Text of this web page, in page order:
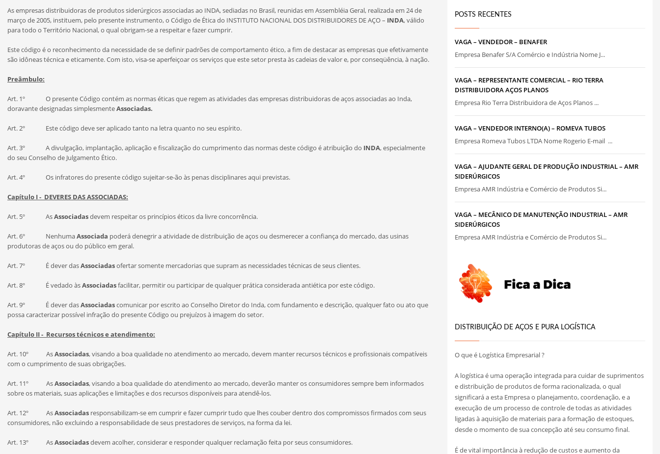
As empresas distribuidoras de produtos siderúrgicos associadas ao INDA, sediadas no Brasil, reunidas em Assembléia Geral, realizada em 24 de
março de 2005, instituem, pelo presente instrumento, o Código de Ética do INSTITUTO NACIONAL DOS DISTRIBUIDORES DE AÇO – INDA, válido
para todo o Território Nacional, o qual obrigam-se a respeitar e fazer cumprir.
Este código é o reconhecimento da necessidade de se definir padrões de comportamento ético, a fim de destacar as empresas que efetivamente
são idôneas técnica e eticamente. Com isto, visa-se aperfeiçoar os serviços que este setor presta às cadeias de valor e, por conseqüência, à nação.
Preâmbulo:
Art. 1º O presente Código contém as normas éticas que regem as atividades das empresas distribuidoras de aços associadas ao Inda,
doravante designadas simplesmenteAssociadas.
Art. 2º Este código deve ser aplicado tanto na letra quanto no seu espírito.
Art. 3º A divulgação, implantação, aplicação e fiscalização do cumprimento das normas deste código é atribuição do INDA, especialmente
do seu Conselho de Julgamento Ético.
Art. 4º Os infratores do presente código sujeitar-se-ão às penas disciplinares aqui previstas.
Capítulo I - DEVERES DAS ASSOCIADAS:
Art. 5º AsAssociadasdevem respeitar os princípios éticos da livre concorrência.
Art. 6º NenhumaAssociada poderá denegrir a atividade de distribuição de aços ou desmerecer a confiança do mercado, das usinas
produtoras de aços ou do público em geral.
Art. 7º É dever dasAssociadasofertar somente mercadorias que supram as necessidades técnicas de seus clientes.
Art. 8º É vedado àsAssociadasfacilitar, permitir ou participar de qualquer prática considerada antiética por este código.
Art. 9º É dever dasAssociadascomunicar por escrito ao Conselho Diretor do Inda, com fundamento e descrição, qualquer fato ou ato que
possa caracterizar possível infração do presente Código ou prejuízos à imagem do setor.
Capítulo II - Recursos técnicos e atendimento:
Art. 10º AsAssociadas, visando a boa qualidade no atendimento ao mercado, devem manter recursos técnicos e profissionais compatíveis
com o cumprimento de suas obrigações.
Art. 11º AsAssociadas, visando a boa qualidade do atendimento ao mercado, deverão manter os consumidores sempre bem informados
sobre os materiais, suas aplicações e limitações e dos recursos disponíveis para atendê-los.
Art. 12º AsAssociadas responsabilizam-se em cumprir e fazer cumprir tudo que lhes couber dentro dos compromissos firmados com seus
consumidores, não excluindo a responsabilidade de seus prestadores de serviços, na forma da lei.
Art. 13º AsAssociadasdevem acolher, considerar e responder qualquer reclamação feita por seus consumidores.
POSTS RECENTES
VAGA – VENDEDOR – BENAFER
Empresa Benafer S/A Comércio e Indústria Nome J...
VAGA – REPRESENTANTE COMERCIAL – RIO TERRA
DISTRIBUIDORA AÇOS PLANOS
Empresa Rio Terra Distribuidora de Aços Planos ...
VAGA – VENDEDOR INTERNO(A) – ROMEVA TUBOS
Empresa Romeva Tubos LTDA Nome Rogerio E-mail ...
VAGA – AJUDANTE GERAL DE PRODUÇÃO INDUSTRIAL – AMR
SIDERÚRGICOS
Empresa AMR Indústria e Comércio de Produtos Si...
VAGA – MECÂNICO DE MANUTENÇÃO INDUSTRIAL – AMR
SIDERÚRGICOS
Empresa AMR Indústria e Comércio de Produtos Si...
DISTRIBUIÇÃO DE AÇOS E PURA LOGÍSTICA
O que é Logística Empresarial ?
A logística é uma operação integrada para cuidar de suprimentos
e distribuição de produtos de forma racionalizada, o qual
significará a esta Empresa o planejamento, coordenação, e a
execução de um processo de controle de todas as atividades
ligadas à aquisição de materiais para a formação de estoques,
desde o momento de sua concepção até seu consumo final.
É de vital importância à redução de custos e aumento da